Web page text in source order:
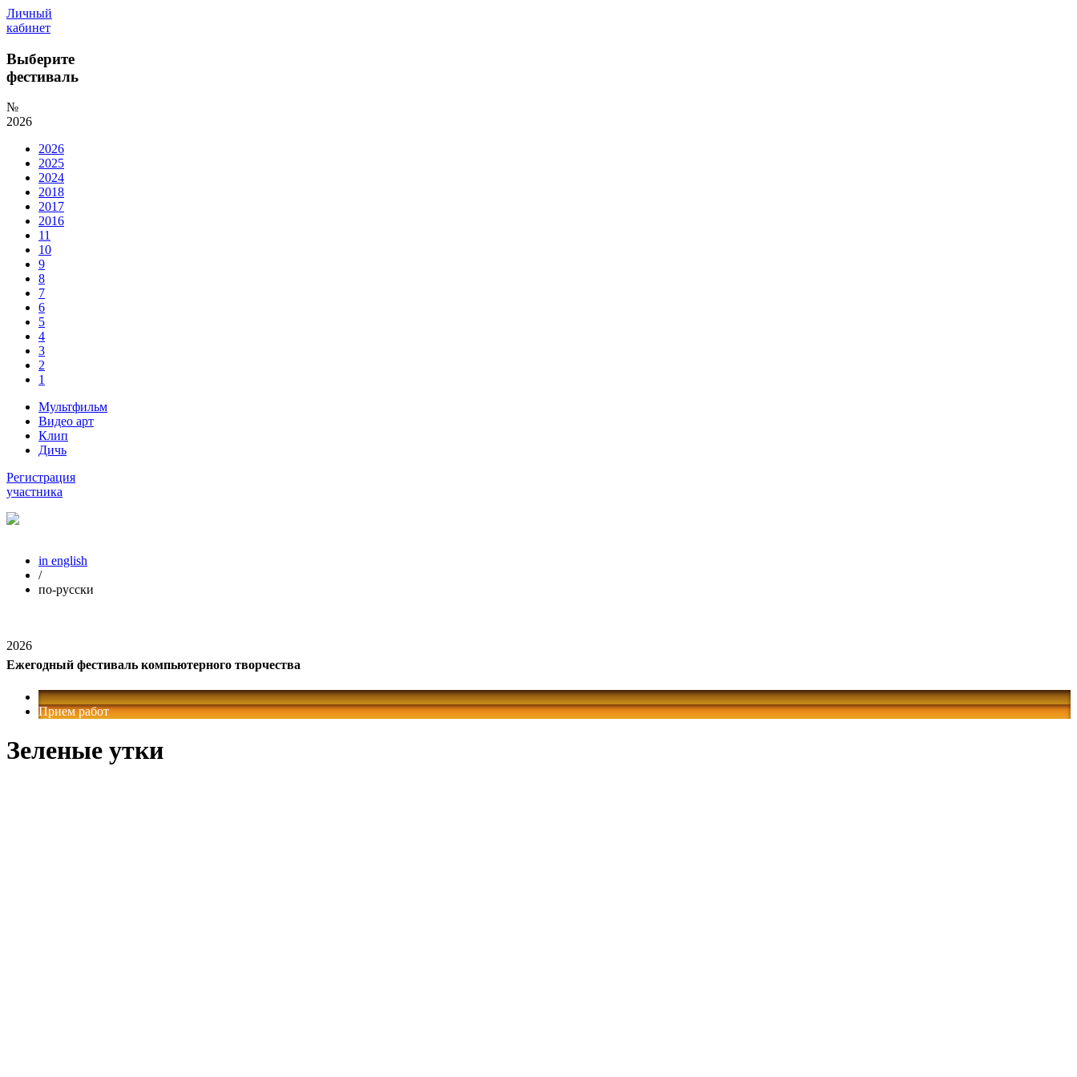
Личный
кабинет
Выберите
фестиваль
№
2026
2026
2025
2024
2018
2017
2016
11
10
9
8
7
6
5
4
3
2
1
Мультфильм
Видео арт
Клип
Дичь
Регистрация
участника
in english
/
по-русски
2026
Ежегодный фестиваль компьютерного творчества
Прием работ
Зеленые утки